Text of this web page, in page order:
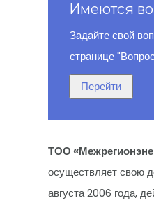
Имеются
Задайте свой
странице
ТОО
осуществляет свою
августа 2006 года,